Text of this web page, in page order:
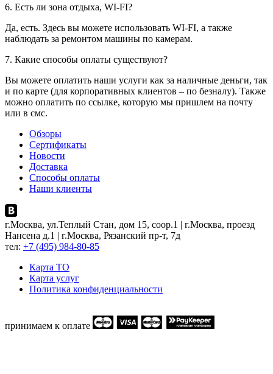
6. Есть ли зона отдыха, WI-FI?
Да, есть. Здесь вы можете использовать WI-FI, а также
наблюдать за ремонтом машины по камерам.
7. Какие способы оплаты существуют?
Вы можете оплатить наши услуги как за наличные деньги, так
и по карте (для корпоративных клиентов – по безналу). Также
можно оплатить по ссылке, которую мы пришлем на почту
или в смс.
Обзоры
Сертификаты
Новости
Доставка
Способы оплаты
Наши клиенты
г.Москва, ул.Теплый Стан, дом 15, соор.1 | г.Москва, проезд
Нансена д.1 | г.Москва, Рязанский пр-т, 7д
тел: +7 (495) 984-80-85
Карта ТO
Карта услуг
Политика конфиденциальности
принимаем к оплате